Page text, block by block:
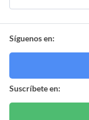
Síguenos en:
Suscríbete en: